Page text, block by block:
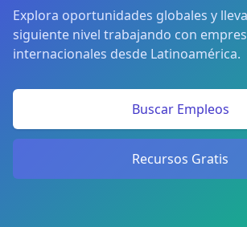
Explora oportunidades globales y
siguiente nivel trabajando con
internacionales desde Latinoamérica.
Buscar Empleos
Recursos Gratis